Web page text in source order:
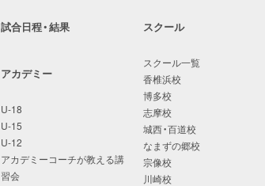
試合日程・結果
アカデミー
U-18
U-15
U-12
アカデミーコーチが教える講
習会
スクール
スクール一覧
香椎浜校
博多校
志摩校
城西・百道校
なまずの郷校
宗像校
川崎校